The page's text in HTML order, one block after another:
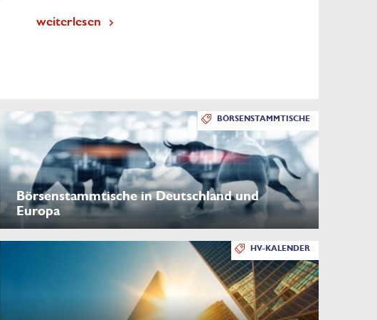
weiterlesen
BÖRSENSTAMMTISCHE
Börsenstammtische in Deutschland und
Europa
HV-KALENDER